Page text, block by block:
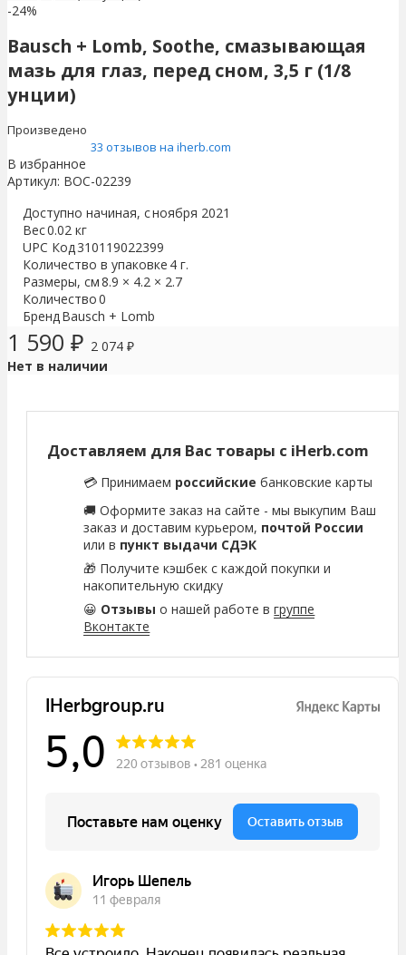
-24%
Bausch + Lomb, Soothe, смазывающая
мазь для глаз, перед сном, 3,5 г (1/8
унции)
Произведено
33 отзывов на iherb.com
В избранное
Артикул: BOC-02239
Доступно начиная, сноября 2021
Вес0.02 кг
UPC Код310119022399
Количество в упаковке 4 г.
Размеры, см8.9 × 4.2 × 2.7
Количество0
БрендBausch + Lomb
1 590 ₽ 2 074 ₽
Нет в наличии
Доставляем для Вас товары с iHerb.com
💳 Принимаем российские банковские карты
🚚 Оформите заказ на сайте - мы выкупим Ваш
заказ и доставим курьером, почтой России
или в пункт выдачи СДЭК
🎁 Получите кэшбек с каждой покупки и
накопительную скидку
😀 Отзывы о нашей работе вгруппе
Вконтакте